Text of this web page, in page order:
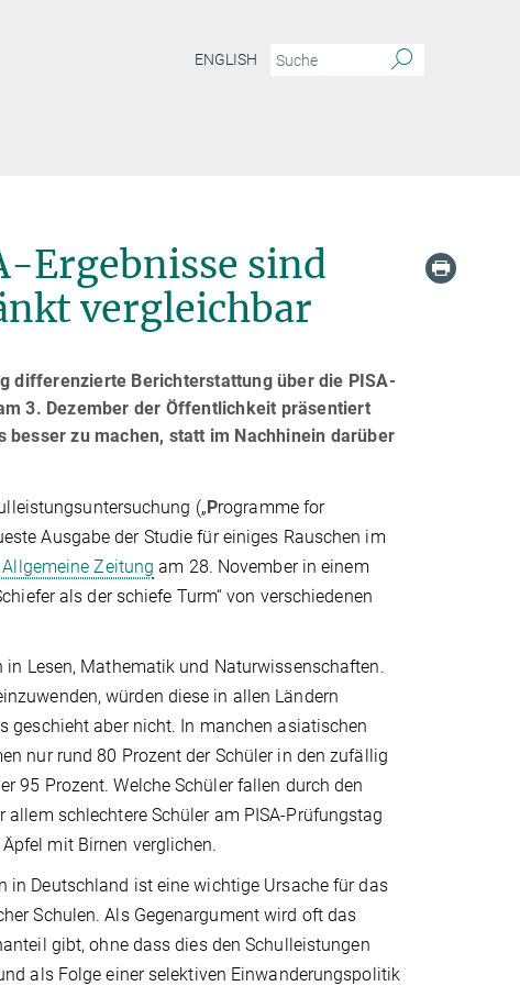
ENGLISH
Ergebnisse sind
vergleichbar
differenzierte Berichterstattung über die PISA-
3. Dezember der Öffentlichkeit präsentiert
zu machen, statt im Nachhinein darüber
(„Programme for
Ausgabe der Studie für einiges Rauschen im
Zeitung am 28. November in einem
als der schiefe Turm“ von verschiedenen
Lesen, Mathematik und Naturwissenschaften.
würden diese in allen Ländern
geschieht aber nicht. In manchen asiatischen
nur rund 80 Prozent der Schüler in den zufällig
95 Prozent. Welche Schüler fallen durch den
schlechtere Schüler am PISA-Prüfungstag
mit Birnen verglichen.
in Deutschland ist eine wichtige Ursache für das
Schulen. Als Gegenargument wird oft das
gibt, ohne dass dies den Schulleistungen
als Folge einer selektiven Einwanderungspolitik